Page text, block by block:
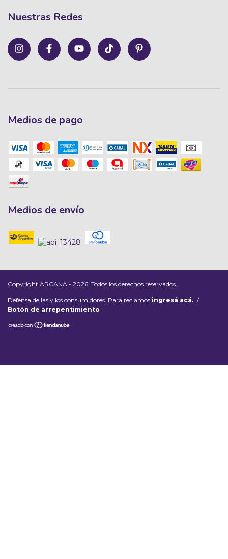
Nuestras Redes
Medios de pago
Medios de envío
Copyright ARCANA - 2026. Todos los derechos reservados.
Defensa de las y los consumidores. Para reclamos ingresá acá. /
Botón de arrepentimiento